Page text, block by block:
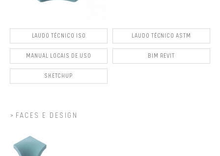
LAUDO TÉCNICO ISO LAUDO TÉCNICO ASTM
MANUAL LOCAIS DE USO BIM REVIT
SKETCHUP
FACES E DESIGN